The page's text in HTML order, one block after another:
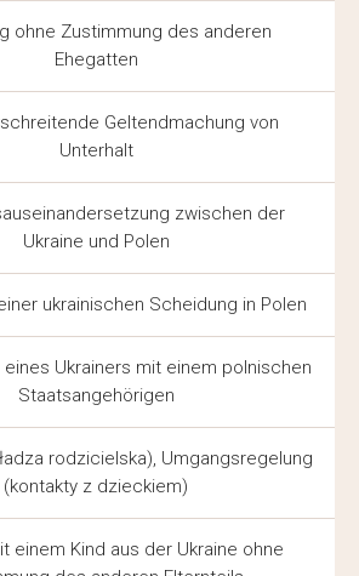
Hilfe für Ukrainer in Polen bleibt
der Region, in der der Klient lebt,
zugänglich.
IN POLEN FÜR
—
in Polen arbeitet in folgenden
— Aufenthaltserlaubnis,
— Schutz der Rechte von
und Arbeitgebern;
— Scheidung, Unterhalt, Sorgerecht;
ohne Zustimmung des anderen
Ehegatten
Geltendmachung von
Unterhalt
zwischen der
Ukraine und Polen
ukrainischen Scheidung in Polen
eines Ukrainers mit einem polnischen
Staatsangehörigen
rodzicielska), Umgangsregelung
(kontakty z dzieckiem)
einem Kind aus der Ukraine ohne